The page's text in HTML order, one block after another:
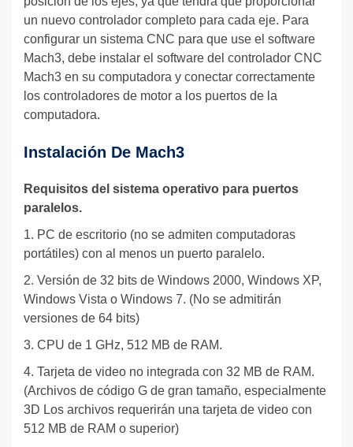
un nuevo controlador completo para cada eje. Para
configurar un sistema CNC para que use el software
Mach3, debe instalar el software del controlador CNC
Mach3 en su computadora y conectar correctamente
los controladores de motor a los puertos de la
computadora.
Instalación De Mach3
Requisitos del sistema operativo para puertos
paralelos.
1. PC de escritorio (no se admiten computadoras
portátiles) con al menos un puerto paralelo.
2. Versión de 32 bits de Windows 2000, Windows XP,
Windows Vista o Windows 7. (No se admitirán
versiones de 64 bits)
3. CPU de 1 GHz, 512 MB de RAM.
4. Tarjeta de video no integrada con 32 MB de RAM.
(Archivos de código G de gran tamaño, especialmente
3D Los archivos requerirán una tarjeta de video con
512 MB de RAM o superior)